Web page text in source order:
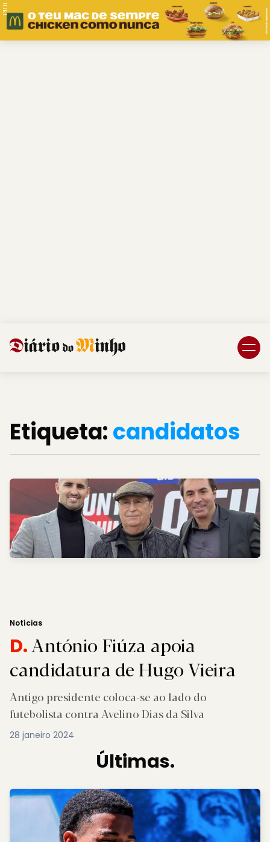
PUB.
Etiqueta:candidatos
Notícias
D.António Fiúza apoia
candidatura de Hugo Vieira
Antigo presidente coloca-se ao lado do
futebolista contra Avelino Dias da Silva
28 janeiro 2024
Últimas.